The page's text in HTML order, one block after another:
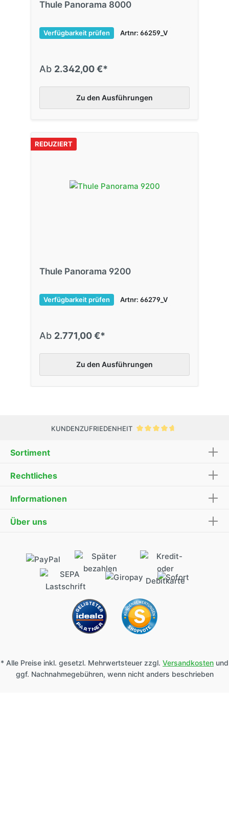
Thule Panorama 8000
Verfügbarkeit prüfen Artnr: 66259_V
Ab 2.342,00 €*
Zu den Ausführungen
REDUZIERT
Thule Panorama 9200
Verfügbarkeit prüfen Artnr: 66279_V
Ab 2.771,00 €*
Zu den Ausführungen
KUNDENZUFRIEDENHEIT
Sortiment
Rechtliches
Informationen
Über uns
* Alle Preise inkl. gesetzl. Mehrwertsteuer zzgl. Versandkosten und
ggf. Nachnahmegebühren, wenn nicht anders beschrieben